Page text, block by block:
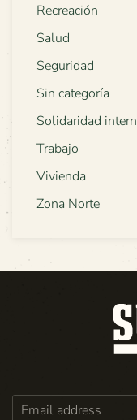
Recreación
Salud
Seguridad
Sin categoría
Solidaridad
Trabajo
Vivienda
Zona Norte